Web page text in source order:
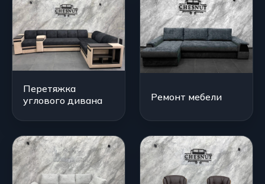
Перетяжка
углового дивана
Ремонт мебели